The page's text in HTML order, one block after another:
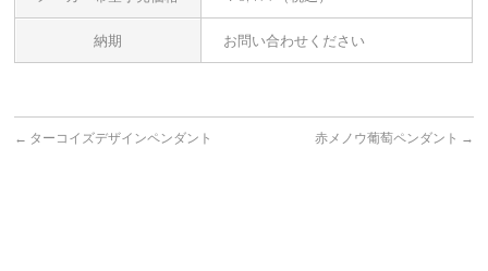
納期 お問い合わせください
← ターコイズデザインペンダント 赤メノウ葡萄ペンダント →